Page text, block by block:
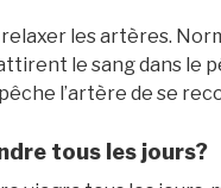
relaxer les artères.
le sang dans le
l’artère de se
tous les jours?